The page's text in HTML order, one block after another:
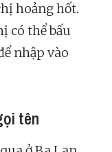
hoảng hốt.
có thể bấu
nhập vào
tên